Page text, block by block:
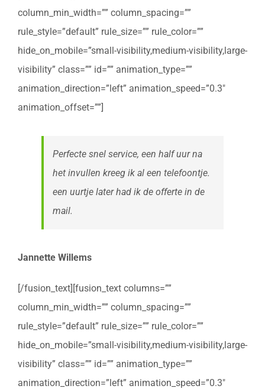
column_min_width=”” column_spacing=””
rule_style=”default” rule_size=”” rule_color=””
hide_on_mobile=”small-visibility,medium-visibility,large-
visibility” class=”” id=”” animation_type=””
animation_direction=”left” animation_speed=”0.3″
animation_offset=””]
Perfecte snel service, een half uur na
het invullen kreeg ik al een telefoontje.
een uurtje later had ik de offerte in de
mail.
Jannette Willems
[/fusion_text][fusion_text columns=””
column_min_width=”” column_spacing=””
rule_style=”default” rule_size=”” rule_color=””
hide_on_mobile=”small-visibility,medium-visibility,large-
visibility” class=”” id=”” animation_type=””
animation_direction=”left” animation_speed=”0.3″